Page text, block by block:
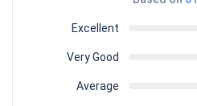
Excellent
Very Good
Average